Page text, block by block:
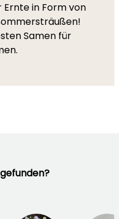
Ernte in Form von
Samen für